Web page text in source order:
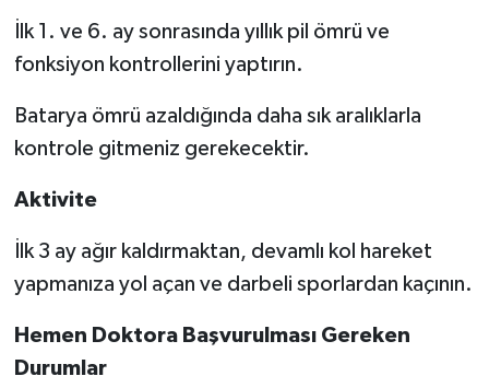
İlk 1. ve 6. ay sonrasında yıllık pil ömrü ve
fonksiyon kontrollerini yaptırın.
Batarya ömrü azaldığında daha sık aralıklarla
kontrole gitmeniz gerekecektir.
Aktivite
İlk 3 ay ağır kaldırmaktan, devamlı kol hareket
yapmanıza yol açan ve darbeli sporlardan kaçının.
Hemen Doktora Başvurulması Gereken
Durumlar